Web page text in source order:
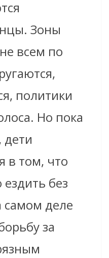
Зоны
всем по
политики
Но пока
дети
в том, что
без
самом деле
за